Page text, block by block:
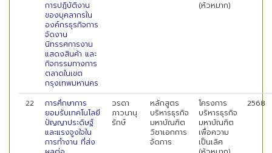
การปฏิบัติงาน
ของบุคลากรใน
องค์กรธุรกิจการ
จัดงาน
นิทรรศการงาน
แสดงสินค้า และ
กิจกรรมทางการ
ตลาดในเขต
กรุงเทพมหานคร
(หัวหมาก)
22
การศึกษาการ
ยอมรับเทคโนโลยี
ปัญญาประดิษฐ์
และแรงจูงใจใน
การทำงาน ที่ส่ง
วรดา
ภาวนานุ
รักษ์
หลักสูตร
บริหารธุรกิจ
มหาบัณฑิต
วิชาเอกการ
จัดการ
โครงการ
บริหารธุรกิจ
มหาบัณฑิต
เพื่อความ
เป็นเลิศ
2568